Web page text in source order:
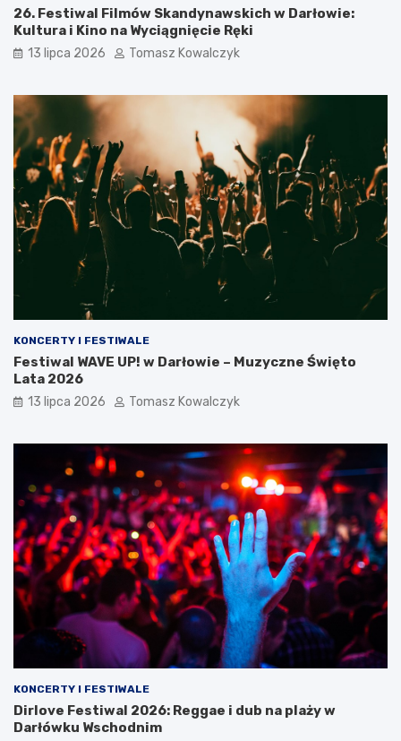
26. Festiwal Filmów Skandynawskich w Darłowie:
Kultura i Kino na Wyciągnięcie Ręki
13 lipca 2026 Tomasz Kowalczyk
KONCERTY I FESTIWALE
Festiwal WAVE UP! w Darłowie – Muzyczne Święto
Lata 2026
13 lipca 2026 Tomasz Kowalczyk
KONCERTY I FESTIWALE
Dirlove Festiwal 2026: Reggae i dub na plaży w
Darłówku Wschodnim